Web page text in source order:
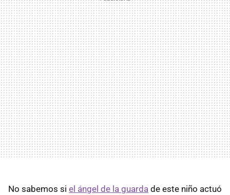
No sabemos si el ángel de la guarda de este niño actuó